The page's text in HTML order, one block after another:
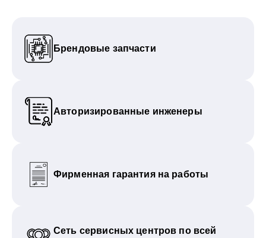
Брендовые запчасти
Авторизированные инженеры
Фирменная гарантия на работы
Сеть сервисных центров по всей